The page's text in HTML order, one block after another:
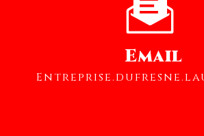
Email